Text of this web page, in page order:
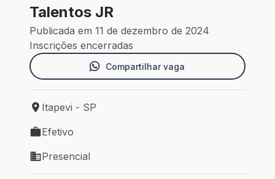
Talentos JR
Publicada em 11 de dezembro de 2024
Inscrições encerradas
Compartilhar vaga
Local de trabalho: Itapevi - SP
Itapevi - SP
Tipo de vaga: Efetivo
Efetivo
Modelo de trabalho: Presencial
Presencial